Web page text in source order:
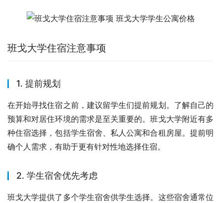
班戈大学住宿注意事项
1. 提前规划
在开始寻找住宿之前，建议留学生们提前规划。了解自己的
预算和对居住环境的需求是至关重要的。班戈大学附近有多
种住宿选择，包括学生宿舍、私人公寓和合租房屋。提前明
确个人需求，有助于更有针对性地选择住宿。
2. 学生宿舍优先考虑
班戈大学提供了多个学生宿舍供学生选择。这些宿舍通常位